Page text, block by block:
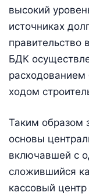
высокий
источниках
правительство
БДК
ходом
Таким образом
основы
включавшей с
сложившийся
кассовый